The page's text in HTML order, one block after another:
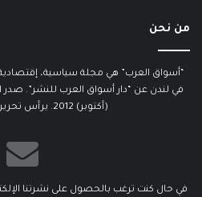
من نحن
“أسواق العرب” هي مجلة سياسية،
في لندن عن “دار أسواق العرب للنشر”. صدر
(أكتوبر) 2012. يرأس تحريرها كابي طبراني.
في حال كنت ترغب بالحصول على نشرتنا